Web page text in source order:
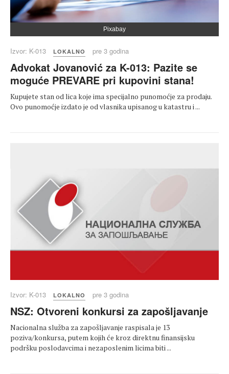
Pixabay
Izvor: K-013 LOKALNO pre 3 godina
Advokat Jovanović za K-013: Pazite se
moguće PREVARE pri kupovini stana!
Kupujete stan od lica koje ima specijalno punomoćje za prodaju.
Ovo punomoćje izdato je od vlasnika upisanog u katastru i ...
Izvor: K-013 LOKALNO pre 3 godina
NSZ: Otvoreni konkursi za zapošljavanje
Nacionalna služba za zapošljavanje raspisala je 13
poziva/konkursa, putem kojih će kroz direktnu finansijsku
podršku poslodavcima i nezaposlenim licima biti ...